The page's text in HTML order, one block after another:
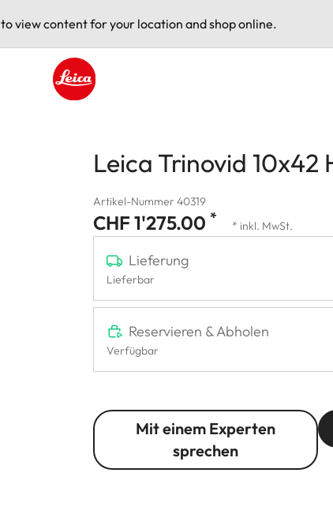
view content for your location and shop online.
Leica Trinovid 10x42
Artikel-Nummer 40319
CHF 1'275.00 * * inkl. MwSt.
Lieferung
Lieferbar
Reservieren & Abholen
Verfügbar
Mit einem Experten
sprechen